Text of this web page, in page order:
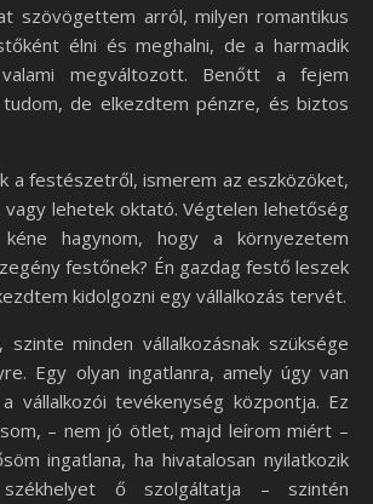
szövögettem arról, milyen romantikus
élni és meghalni, de a harmadik
valami megváltozott. Benőtt a fejem
de elkezdtem pénzre, és biztos
a festészetről, ismerem az eszközöket,
lehetek oktató. Végtelen lehetőség
hagynom, hogy a környezetem
festőnek? Én gazdag festő leszek
kidolgozni egy vállalkozás tervét.
minden vállalkozásnak szüksége
Egy olyan ingatlanra, amely úgy van
vállalkozói tevékenység központja. Ez
– nem jó ötlet, majd leírom miért –
ingatlana, ha hivatalosan nyilatkozik
ő szolgáltatja – szintén